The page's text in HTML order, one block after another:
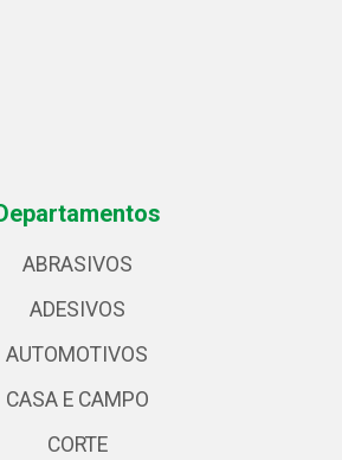
ABRASIVOS
ADESIVOS
AUTOMOTIVOS
CASA E CAMPO
CORTE